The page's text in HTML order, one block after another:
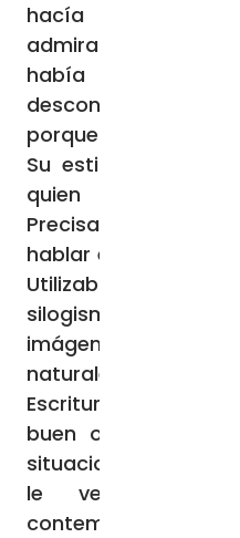
hacía que la
admirara.
había
desconcertaba
porque «hablaba
Su estilo de hablar
quien se sabe
Precisamente,
hablar era lo que
Utilizaba imágenes
silogismos ni
imágenes que
naturaleza
Escritura. No hay
buen observador,
situaciones
le vemos
contemplamos